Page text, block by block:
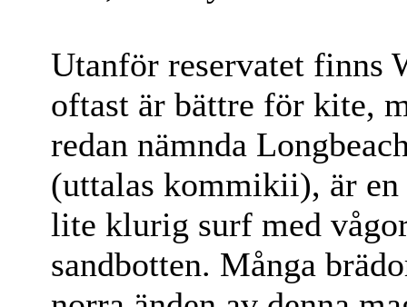
Utanför reservatet finns
oftast är bättre för kite,
redan nämnda
(uttalas kommikii), är en
lite klurig surf med
sandbotten. Många